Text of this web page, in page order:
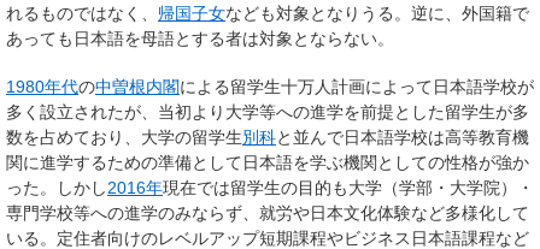
れるものではなく、 帰国子女なども対象となりうる。逆に、外国籍で
あっても日本語を母語とする者は対象とならない。
1980年代の中曽根内閣による留学生十万人計画によって日本語学校が
多く設立されたが、当初より大学等への進学を前提とした留学生が多
数を占めており、大学の留学生別科と並んで日本語学校は高等教育機
関に進学するための準備として日本語を学ぶ機関としての性格が強か
った。しかし2016年現在では留学生の目的も大学（学部・大学院）・
専門学校等への進学のみならず、就労や日本文化体験など多様化して
いる。定住者向けのレベルアップ短期課程やビジネス日本語課程など